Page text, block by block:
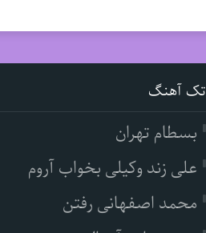
تک آهنگ
بسطام تهران
علی زند وکیلی بخواب آروم
محمد اصفهانی رفتن